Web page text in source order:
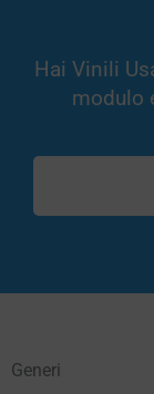
Hai Vinili
modulo
Generi